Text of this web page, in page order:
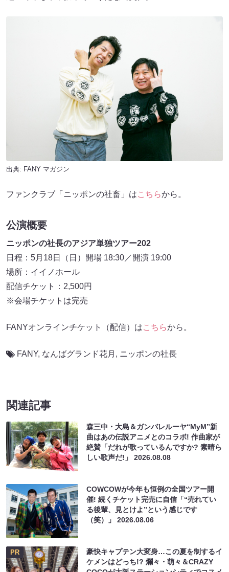
出典: FANY マガジン
ファンクラブ「ニッポンの社畜」はこちらから。
公演概要
ニッポンの社長のアジア単独ツアー202
日程：5月18日（日）開場 18:30／開演 19:00
場所：イイノホール
配信チケット：2,500円
※会場チケットは完売
FANYオンラインチケット（配信）はこちらから。
FANY, なんばグランド花月 , ニッポンの社長
関連記事
森三中・大島＆ガンバレルーヤ“MyM”新
曲はあの伝説アニメとのコラボ! 作曲家が
絶賛「だれが歌っているんですか? 素晴ら
しい歌声だ!」2026.08.08
COWCOWが今年も恒例の全国ツアー開
催! 続くチケット完売に自信「“売れてい
る後輩、見とけよ”という感じです
（笑）」2026.08.06
PR
豪快キャプテン大変身…この夏を制するイ
ケメンはどっち!? 爛々・萌々＆CRAZY